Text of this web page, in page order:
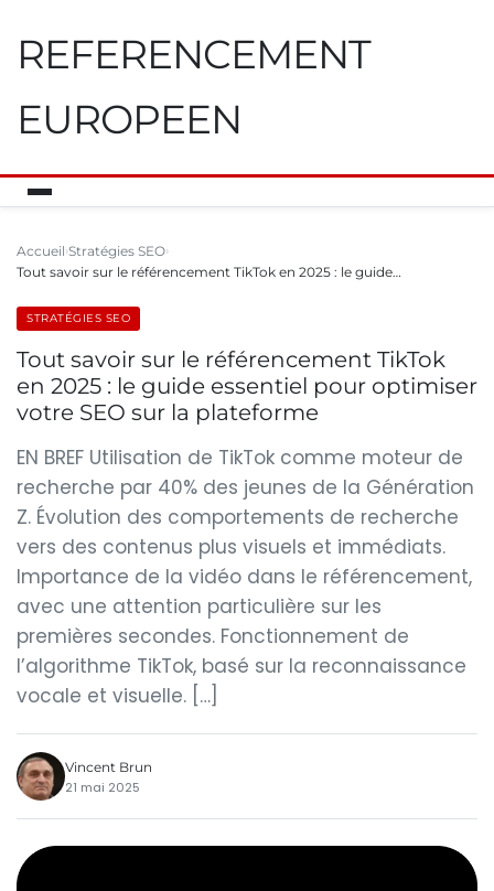
REFERENCEMENT
EUROPEEN
Accueil Stratégies SEO
Tout savoir sur le référencement TikTok en 2025 : le guide…
STRATÉGIES SEO
Tout savoir sur le référencement TikTok
en 2025 : le guide essentiel pour optimiser
votre SEO sur la plateforme
EN BREF Utilisation de TikTok comme moteur de
recherche par 40% des jeunes de la Génération
Z. Évolution des comportements de recherche
vers des contenus plus visuels et immédiats.
Importance de la vidéo dans le référencement,
avec une attention particulière sur les
premières secondes. Fonctionnement de
l’algorithme TikTok, basé sur la reconnaissance
vocale et visuelle. […]
Vincent Brun
21 mai 2025